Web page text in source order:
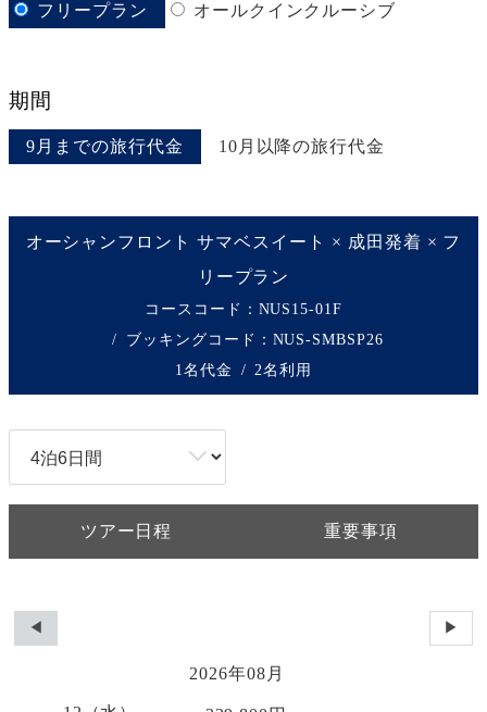
フリープラン オールクインクルーシブ
期間
9月までの旅行代金 10月以降の旅行代金
オーシャンフロント サマベスイート × 成田発着 × フ
リープラン
コースコード：NUS15-01F
ブッキングコード： NUS-SMBSP26
1名代金
2名利用
ツアー日程 重要事項
◀ ▶
2026年08月